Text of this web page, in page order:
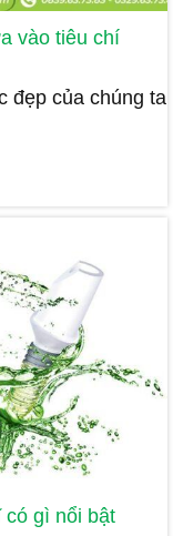
vào tiêu chí
đẹp của chúng ta
có gì nổi bật